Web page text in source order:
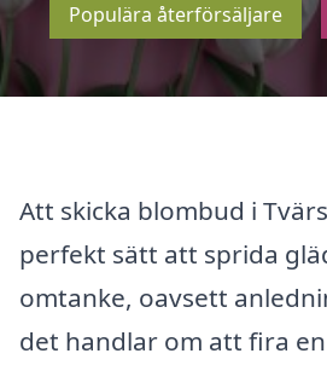
Populära återförsäljare
Att skicka blombud i
perfekt sätt att sprida
omtanke, oavsett
det handlar om att fira